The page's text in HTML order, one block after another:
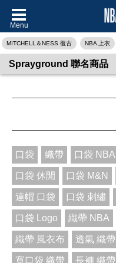
Menu
MITCHELL＆NESS 復古 NBA 上衣
Sprayground 聯名商品
口袋 織帶 口袋 NBA
口袋 休閒 口袋 M&N
連帽 口袋 口袋 刺繡
口袋 Logo 織帶 NBA
織帶 風衣布 透氣 織帶
寬口袋 織帶 長褲 織帶